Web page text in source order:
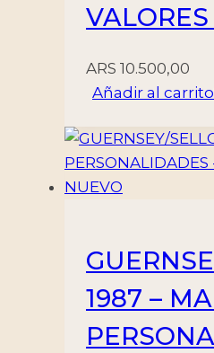
ARS 10.500,00
Añadir al carrito
1987 –